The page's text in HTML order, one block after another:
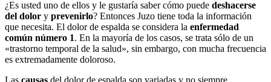
¿Es usted uno de ellos y le gustaría saber cómo puede deshacerse
del dolor y prevenirlo? Entonces Juzo tiene toda la información
que necesita. El dolor de espalda se considera la enfermedad
común número 1. En la mayoría de los casos, se trata sólo de un
«trastorno temporal de la salud», sin embargo, con mucha frecuencia
es extremadamente doloroso.
Las causas del dolor de espalda son variadas y no siempre